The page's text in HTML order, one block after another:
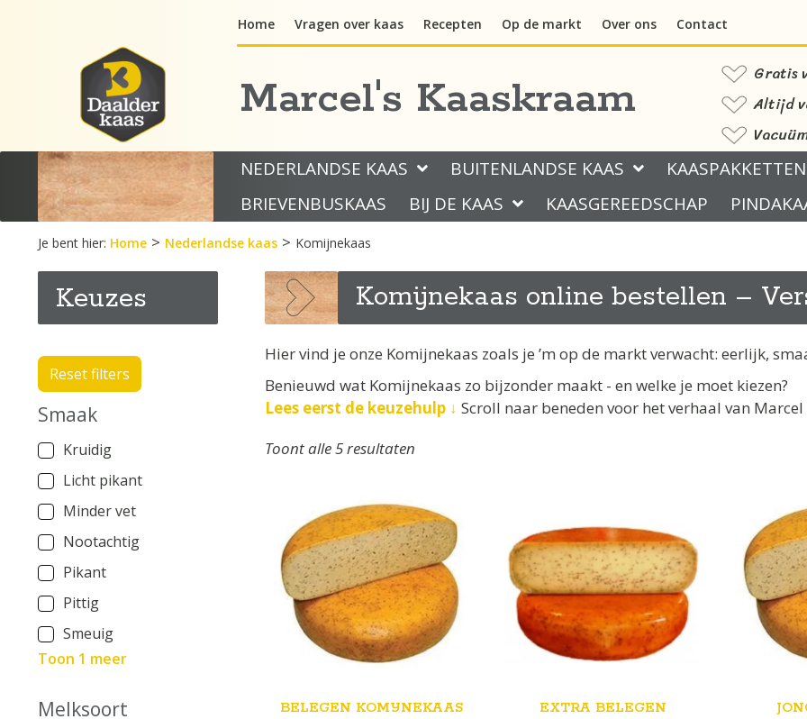
Home Vragen over kaas Recepten Op de markt Over ons Contact
Marcel's Kaaskraam
Gratis
Altijd
NEDERLANDSE KAAS BUITENLANDSE KAAS KAASPAKKETTEN
BRIEVENBUSKAAS
BIJ DE KAAS KAASGEREEDSCHAP
Je bent hier: Home > Nederlandse kaas > Komijnekaas
Keuzes
Reset filters
Smaak
Kruidig
Licht pikant
Minder vet
Nootachtig
Pikant
Pittig
Smeuig
Toon 1 meer
Melksoort
Komijnekaas online bestellen –
Hier vind je onze Komijnekaas zoals je ’m op de markt verwacht: eerlijk,
Benieuwd wat Komijnekaas zo bijzonder maakt - en welke je moet kiezen?
Lees eerst de keuzehulp ↓ Scroll naar beneden voor het verhaal van
Toont alle 5 resultaten
BELEGEN KOMIJNEKAAS
EXTRA BELEGEN